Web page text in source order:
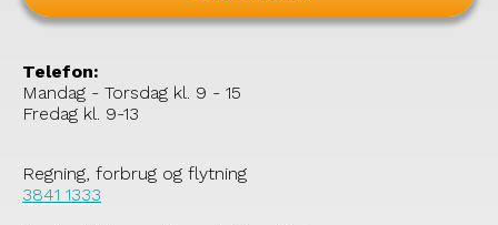
Telefon:
Mandag - Torsdag kl. 9 - 15
Fredag kl. 9-13
Regning, forbrug og flytning
3841 1333